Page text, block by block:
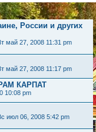
России и других
май 27, 2008 11:31 pm
май 27, 2008 11:17 pm
КАРПАТ
10:08 pm
июл 06, 2008 5:42 pm